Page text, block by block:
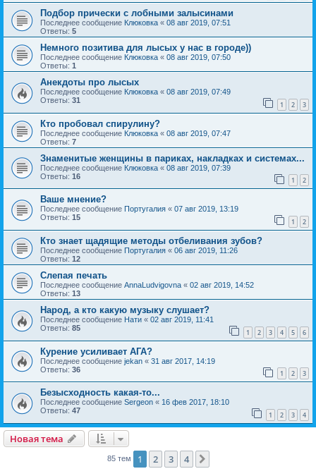
Подбор прически с лобными залысинами
Последнее сообщение Клюковка « 08 авг 2019, 07:51
Ответы: 5
Немного позитива для лысых у нас в городе))
Последнее сообщение Клюковка « 08 авг 2019, 07:50
Ответы: 1
Анекдоты про лысых
Последнее сообщение Клюковка « 08 авг 2019, 07:49
Ответы: 31 1 2 3
Кто пробовал спирулину?
Последнее сообщение Клюковка « 08 авг 2019, 07:47
Ответы: 7
Знаменитые женщины в париках, накладках и системах...
Последнее сообщение Клюковка « 08 авг 2019, 07:39
Ответы: 16 1 2
Ваше мнение?
Последнее сообщение Португалия « 07 авг 2019, 13:19
Ответы: 15 1 2
Кто знает щадящие методы отбеливания зубов?
Последнее сообщение Португалия « 06 авг 2019, 11:26
Ответы: 12
Слепая печать
Последнее сообщение AnnaLudvigovna « 02 авг 2019, 14:52
Ответы: 13
Народ, а кто какую музыку слушает?
Последнее сообщение Нати « 02 авг 2019, 11:41
Ответы: 85 1 2 3 4 5 6
Курение усиливает АГА?
Последнее сообщение jekan « 31 авг 2017, 14:19
Ответы: 36 1 2 3
Безысходность какая-то...
Последнее сообщение Sergeon « 16 фев 2017, 18:10
Ответы: 47 1 2 3 4
Новая тема
85 тем 1 2 3 4